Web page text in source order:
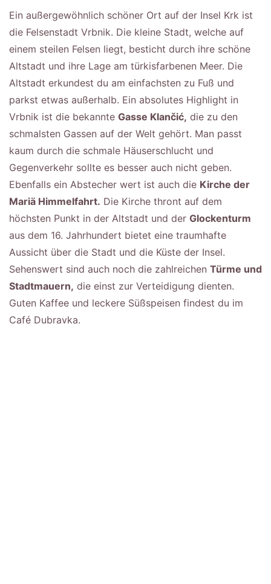
Ein außergewöhnlich schöner Ort auf der Insel Krk ist
die Felsenstadt Vrbnik. Die kleine Stadt, welche auf
einem steilen Felsen liegt, besticht durch ihre schöne
Altstadt und ihre Lage am türkisfarbenen Meer. Die
Altstadt erkundest du am einfachsten zu Fuß und
parkst etwas außerhalb. Ein absolutes Highlight in
Vrbnik ist die bekannte Gasse Klančić, die zu den
schmalsten Gassen auf der Welt gehört. Man passt
kaum durch die schmale Häuserschlucht und
Gegenverkehr sollte es besser auch nicht geben.
Ebenfalls ein Abstecher wert ist auch die Kirche der
Mariä Himmelfahrt. Die Kirche thront auf dem
höchsten Punkt in der Altstadt und der Glockenturm
aus dem 16. Jahrhundert bietet eine traumhafte
Aussicht über die Stadt und die Küste der Insel.
Sehenswert sind auch noch die zahlreichen Türme und
Stadtmauern, die einst zur Verteidigung dienten.
Guten Kaffee und leckere Süßspeisen findest du im
Café Dubravka.